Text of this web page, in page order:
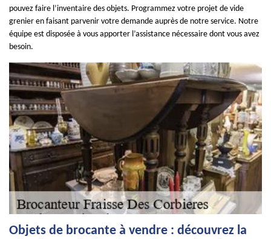
pouvez faire l’inventaire des objets. Programmez votre projet de vide
grenier en faisant parvenir votre demande auprès de notre service. Notre
équipe est disposée à vous apporter l’assistance nécessaire dont vous avez
besoin.
Objets de brocante à vendre : découvrez la